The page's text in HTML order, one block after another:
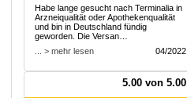
Habe lange gesucht nach Terminalia in
Arzneiqualität oder Apothekenqualität
und bin in Deutschland fündig
geworden. Die Versan…
... > mehr lesen
04/2022
5.00 von 5.00